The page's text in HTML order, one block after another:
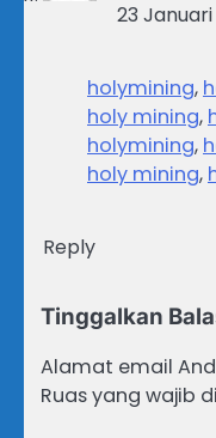
23 Januari
holymining,
holy mining,
holymining,
holy mining,
Reply
Tinggalkan
Alamat email
Ruas yang wajib